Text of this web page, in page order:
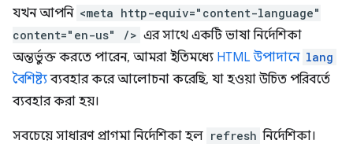
যখন আপনি <meta http-equiv="content-language"
content="en-us" /> এর সাথে একটি ভাষা নির্দেশিকা
অন্তর্ভুক্ত করতে পারেন, আমরা ইতিমধ্যে HTML উপাদানে lang
বৈশিষ্ট্যব্যবহার করে আলোচনা করেছি, যা হওয়া উচিত পরিবর্তে
ব্যবহার করা হয়।
সবচেয়ে সাধারণ প্রাগমা নির্দেশিকা হল refresh নির্দেশিকা।